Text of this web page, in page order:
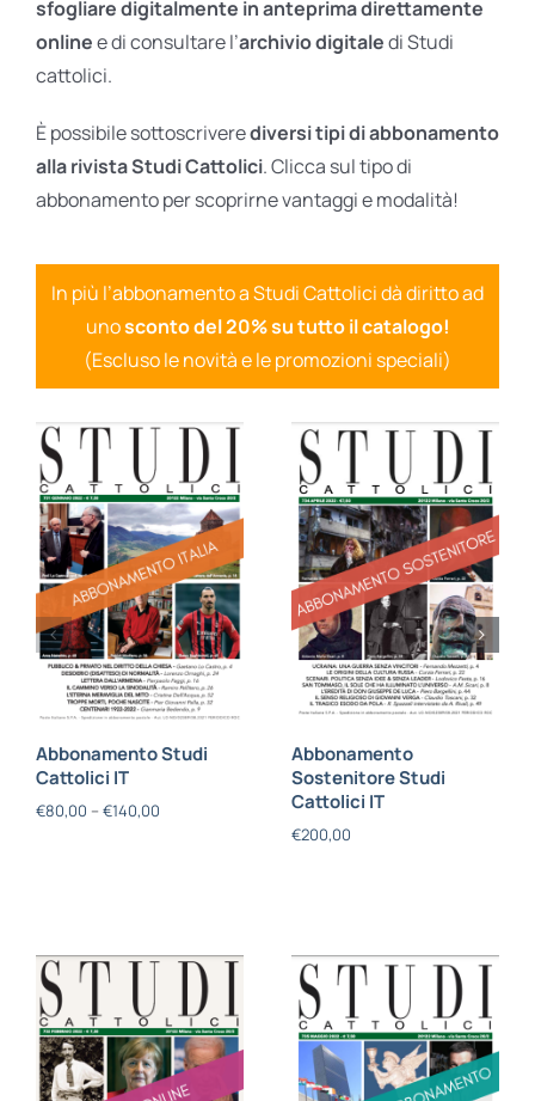
Ares Gift Card
sfogliare digitalmente in anteprima direttamente
onlinee di consultare l’archivio digitaledi Studi
cattolici.
È possibile sottoscriverediversi tipi di abbonamento
alla rivista Studi Cattolici. Clicca sul tipo di
abbonamento per scoprirne vantaggi e modalità!
In più l’abbonamento a Studi Cattolici dà diritto ad
unosconto del 20% su tutto il catalogo!
(Escluso le novità e le promozioni speciali)
Abbonamento Studi
Cattolici IT
€80,00 – €140,00
Abbonamento
Sostenitore Studi
Cattolici IT
€200,00